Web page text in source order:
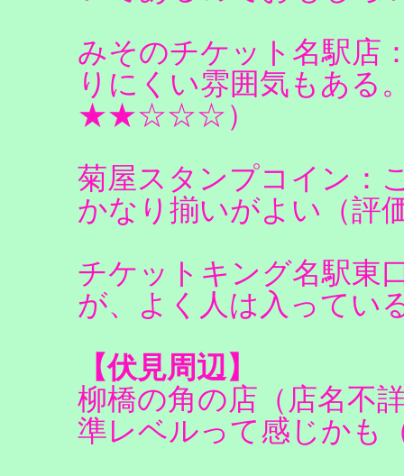
みそのチケット名駅店
りにくい雰囲気もある
★★☆☆☆）
菊屋スタンプコイン：
かなり揃いがよい（
チケットキング名駅東
が、よく人は入って
【伏見周辺】
柳橋の角の店（店名不
準レベルって感じか